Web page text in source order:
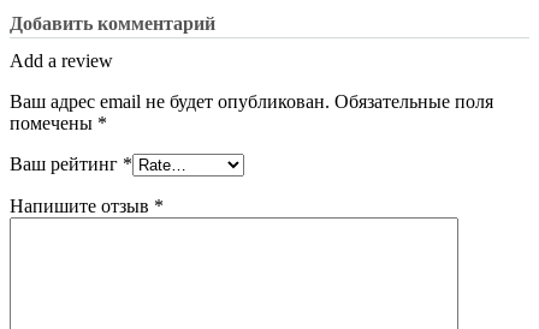
Добавить комментарий
Add a review
Ваш адрес email не будет опубликован. Обязательные поля
помечены *
Ваш рейтинг *
Напишите отзыв *